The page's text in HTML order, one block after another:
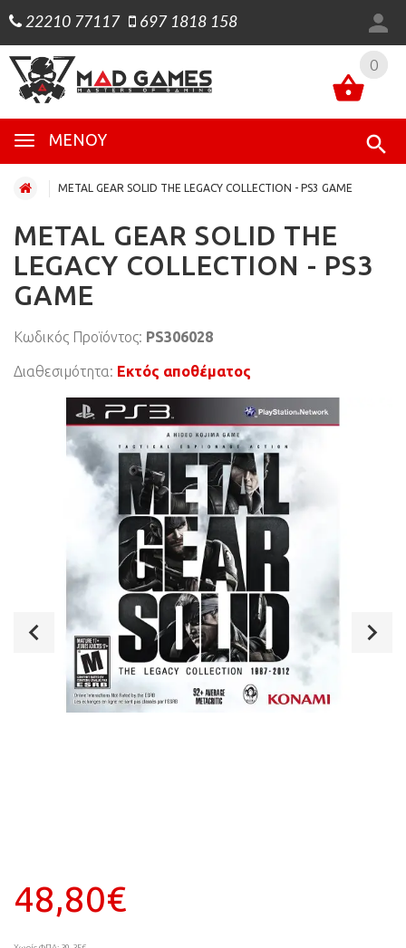
22210 77117 697 1818 158
0
ΜΕΝΟΎ
0
METAL GEAR SOLID THE LEGACY COLLECTION - PS3 GAME
METAL GEAR SOLID THE
LEGACY COLLECTION - PS3
GAME
Κωδικός Προϊόντος: PS306028
Διαθεσιμότητα: Εκτός αποθέματος
48,80€